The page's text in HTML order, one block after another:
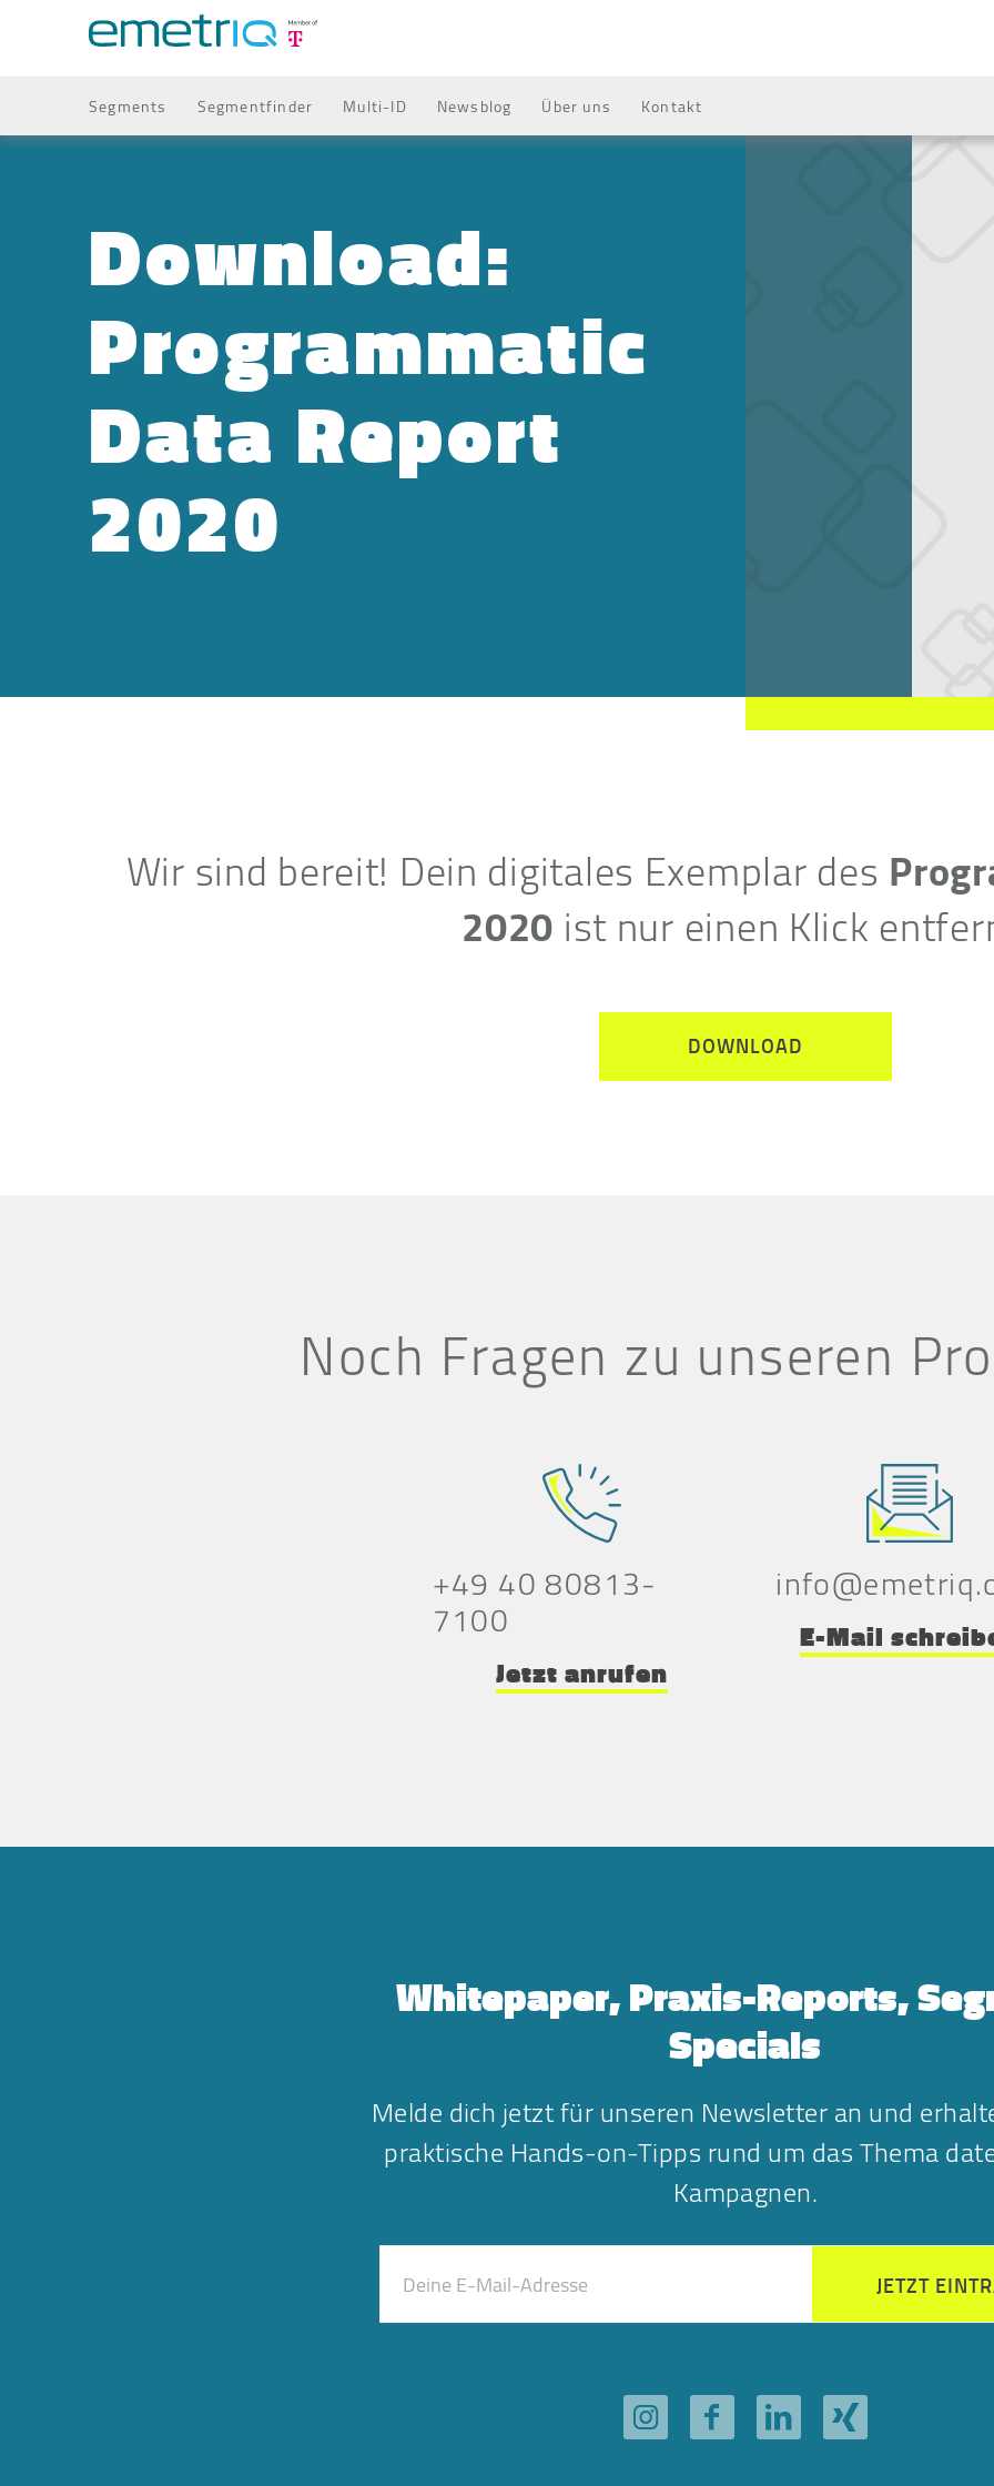
Segments Segmentfinder Multi-ID Newsblog Über uns Kontakt
Download:
Programmatic
Data Report
2020
Wir sind bereit! Dein digitales Exemplar des
2020 ist nur einen Klick
DOWNLOAD
Noch Fragen zu unseren
+49 40 80813-
7100
Jetzt anrufen
E-Mail
Whitepaper, Praxis-Reports,
Specials
Melde dich jetzt für unseren Newsletter an und
praktische Hands-on-Tipps rund um das Thema
Kampagnen.
JETZT